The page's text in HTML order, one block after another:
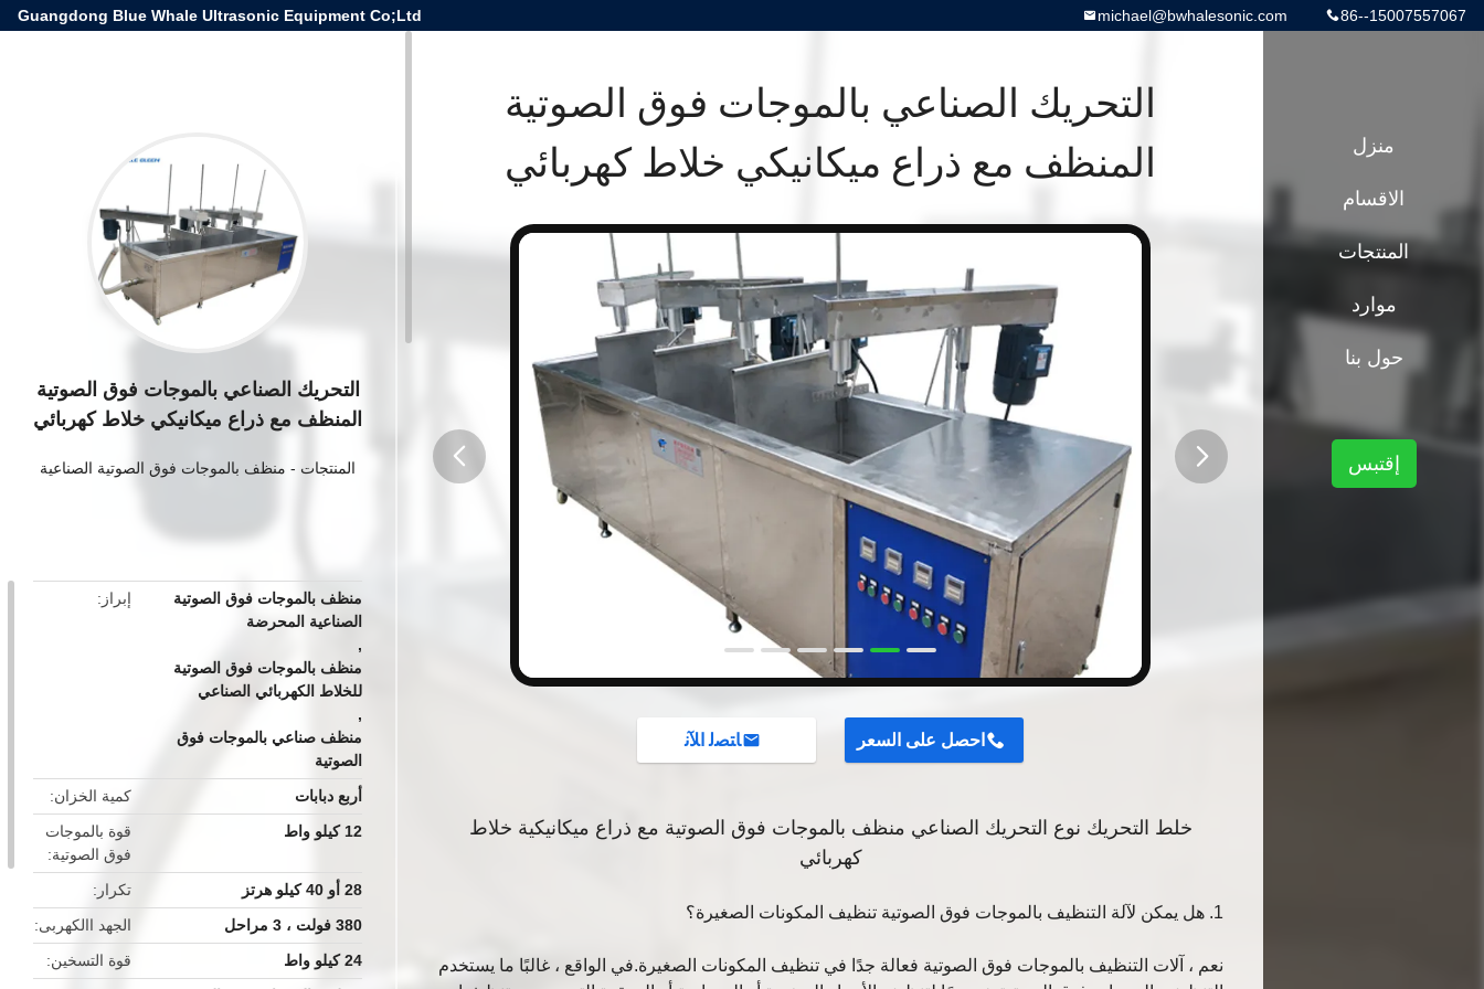
Guangdong Blue Whale Ultrasonic Equipment Co;Ltd 86--15007557067
michael@bwhalesonic.com
التحريك الصناعي بالموجات فوق الصوتية
المنظف مع ذراع ميكانيكي خلاط كهربائي
المنتجات - منظف ​​بالموجات فوق الصوتية الصناعية
إبراز
منظف ​​بالموجات فوق الصوتية
الصناعية المحرضة
,
منظف بالموجات فوق الصوتية
للخلاط الكهربائي الصناعي
,
منظف صناعي بالموجات فوق
الصوتية
كمية الخزان
أربع دبابات
قوة بالموجات
فوق الصوتية
12 كيلو واط
تكرار
28 أو 40 كيلو هرتز
الجهد االكهربى
380 فولت ، 3 مراحل
قوة التسخين
24 كيلو واط
التحريك الصناعي بالموجات فوق الصوتية
المنظف مع ذراع ميكانيكي خلاط كهربائي
احصل على السعر ﺎﺘﺼﻟ ﺍﻶﻧ
خلط التحريك نوع التحريك الصناعي منظف بالموجات فوق الصوتية مع ذراع ميكانيكية خلاط
كهربائي
1. هل يمكن لآلة التنظيف بالموجات فوق الصوتية تنظيف المكونات الصغيرة؟
نعم ، آلات التنظيف بالموجات فوق الصوتية فعالة جدًا في تنظيف المكونات الصغيرة.في الواقع ، غالبًا ما يستخدم
منزل
الاقسام
المنتجات
موارد
حول بنا
إقتبس